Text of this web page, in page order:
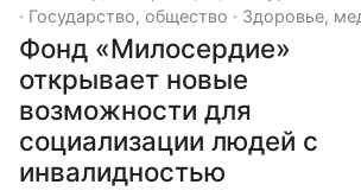
· Государство, общество · Здоровье,
Фонд «Милосердие»
открывает новые
возможности для
социализации людей с
инвалидностью